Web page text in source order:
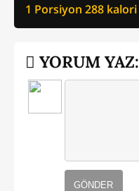
1 Porsiyon 288 kalori
YORUM YAZ:
GÖNDER